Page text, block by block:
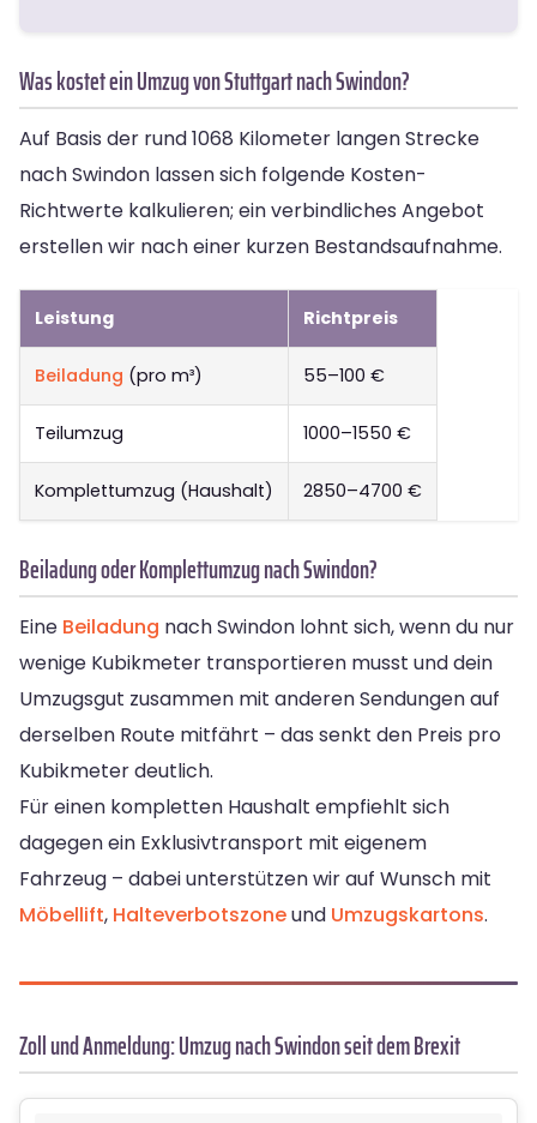
Was kostet ein Umzug von Stuttgart nach Swindon?
Auf Basis der rund 1068 Kilometer langen Strecke
nach Swindon lassen sich folgende Kosten-
Richtwerte kalkulieren; ein verbindliches Angebot
erstellen wir nach einer kurzen Bestandsaufnahme.
Leistung Richtpreis
Beiladung (pro m³) 55–100 €
Teilumzug 1000–1550 €
Komplettumzug (Haushalt) 2850–4700 €
Beiladung oder Komplettumzug nach Swindon?
Eine Beiladung nach Swindon lohnt sich, wenn du nur
wenige Kubikmeter transportieren musst und dein
Umzugsgut zusammen mit anderen Sendungen auf
derselben Route mitfährt – das senkt den Preis pro
Kubikmeter deutlich.
Für einen kompletten Haushalt empfiehlt sich
dagegen ein Exklusivtransport mit eigenem
Fahrzeug – dabei unterstützen wir auf Wunsch mit
Möbellift, Halteverbotszoneund Umzugskartons.
Zoll und Anmeldung: Umzug nach Swindon seit dem Brexit